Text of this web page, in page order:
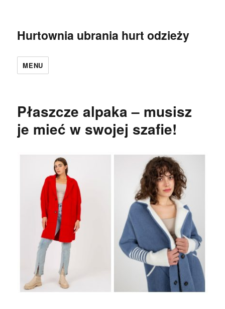
Hurtownia ubrania hurt odzieży
MENU
Płaszcze alpaka – musisz
je mieć w swojej szafie!